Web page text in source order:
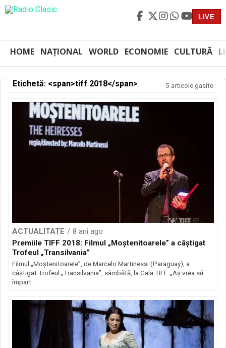
LIVE
HOME NAȚIONAL WORLD ECONOMIE CULTURĂ
Etichetă: <span>tiff 2018</span> 5 articole gasite
ACTUALITATE
8 ani ago
Premiile TIFF 2018: Filmul „Moştenitoarele” a câştigat
Trofeul „Transilvania”
Filmul „Moştenitoarele”, de Marcelo Martinessi (Paraguay), a
câştigat Trofeul „Transilvania”, sâmbătă, la Gala TIFF. „Aş vrea să
împart...